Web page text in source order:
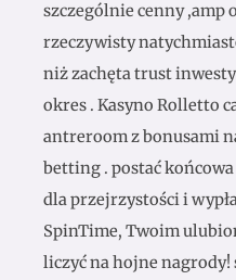
szczególnie cenny ,amp
rzeczywisty
niż zachęta trust
okres . Kasyno Rolletto
antreroom z bonusami
betting . postać
dla przejrzystości i
SpinTime, Twoim
liczyć na hojne